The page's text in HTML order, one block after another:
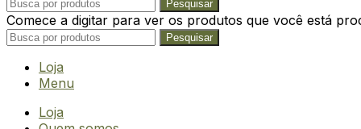
Pesquisar
Comece a digitar para ver os produtos que você está
Pesquisar
Loja
Menu
Loja